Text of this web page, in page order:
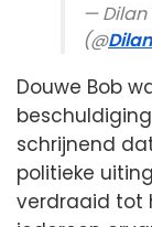
— Dilan
(@
Douwe Bob
schrijnend
politieke
verdraaid tot